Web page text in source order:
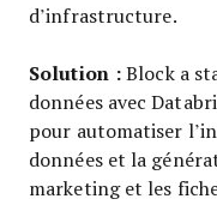
d’infrastructure.
Solution :Block a
données avec
pour automatiser
données et la
marketing et les